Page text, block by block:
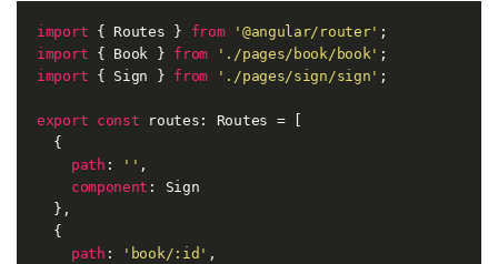
import { Routes } from '@angular/router'
import { Book } from './pages/book/book'
import { Sign } from './pages/sign/sign' ;
export const routes: Routes = [
path : '' ,
component : Sign
path : 'book/:id' ,